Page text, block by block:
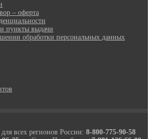
– оферта
пункты выдачи
обработки персональных данных
всех регионов России: 8-800-775-90-58